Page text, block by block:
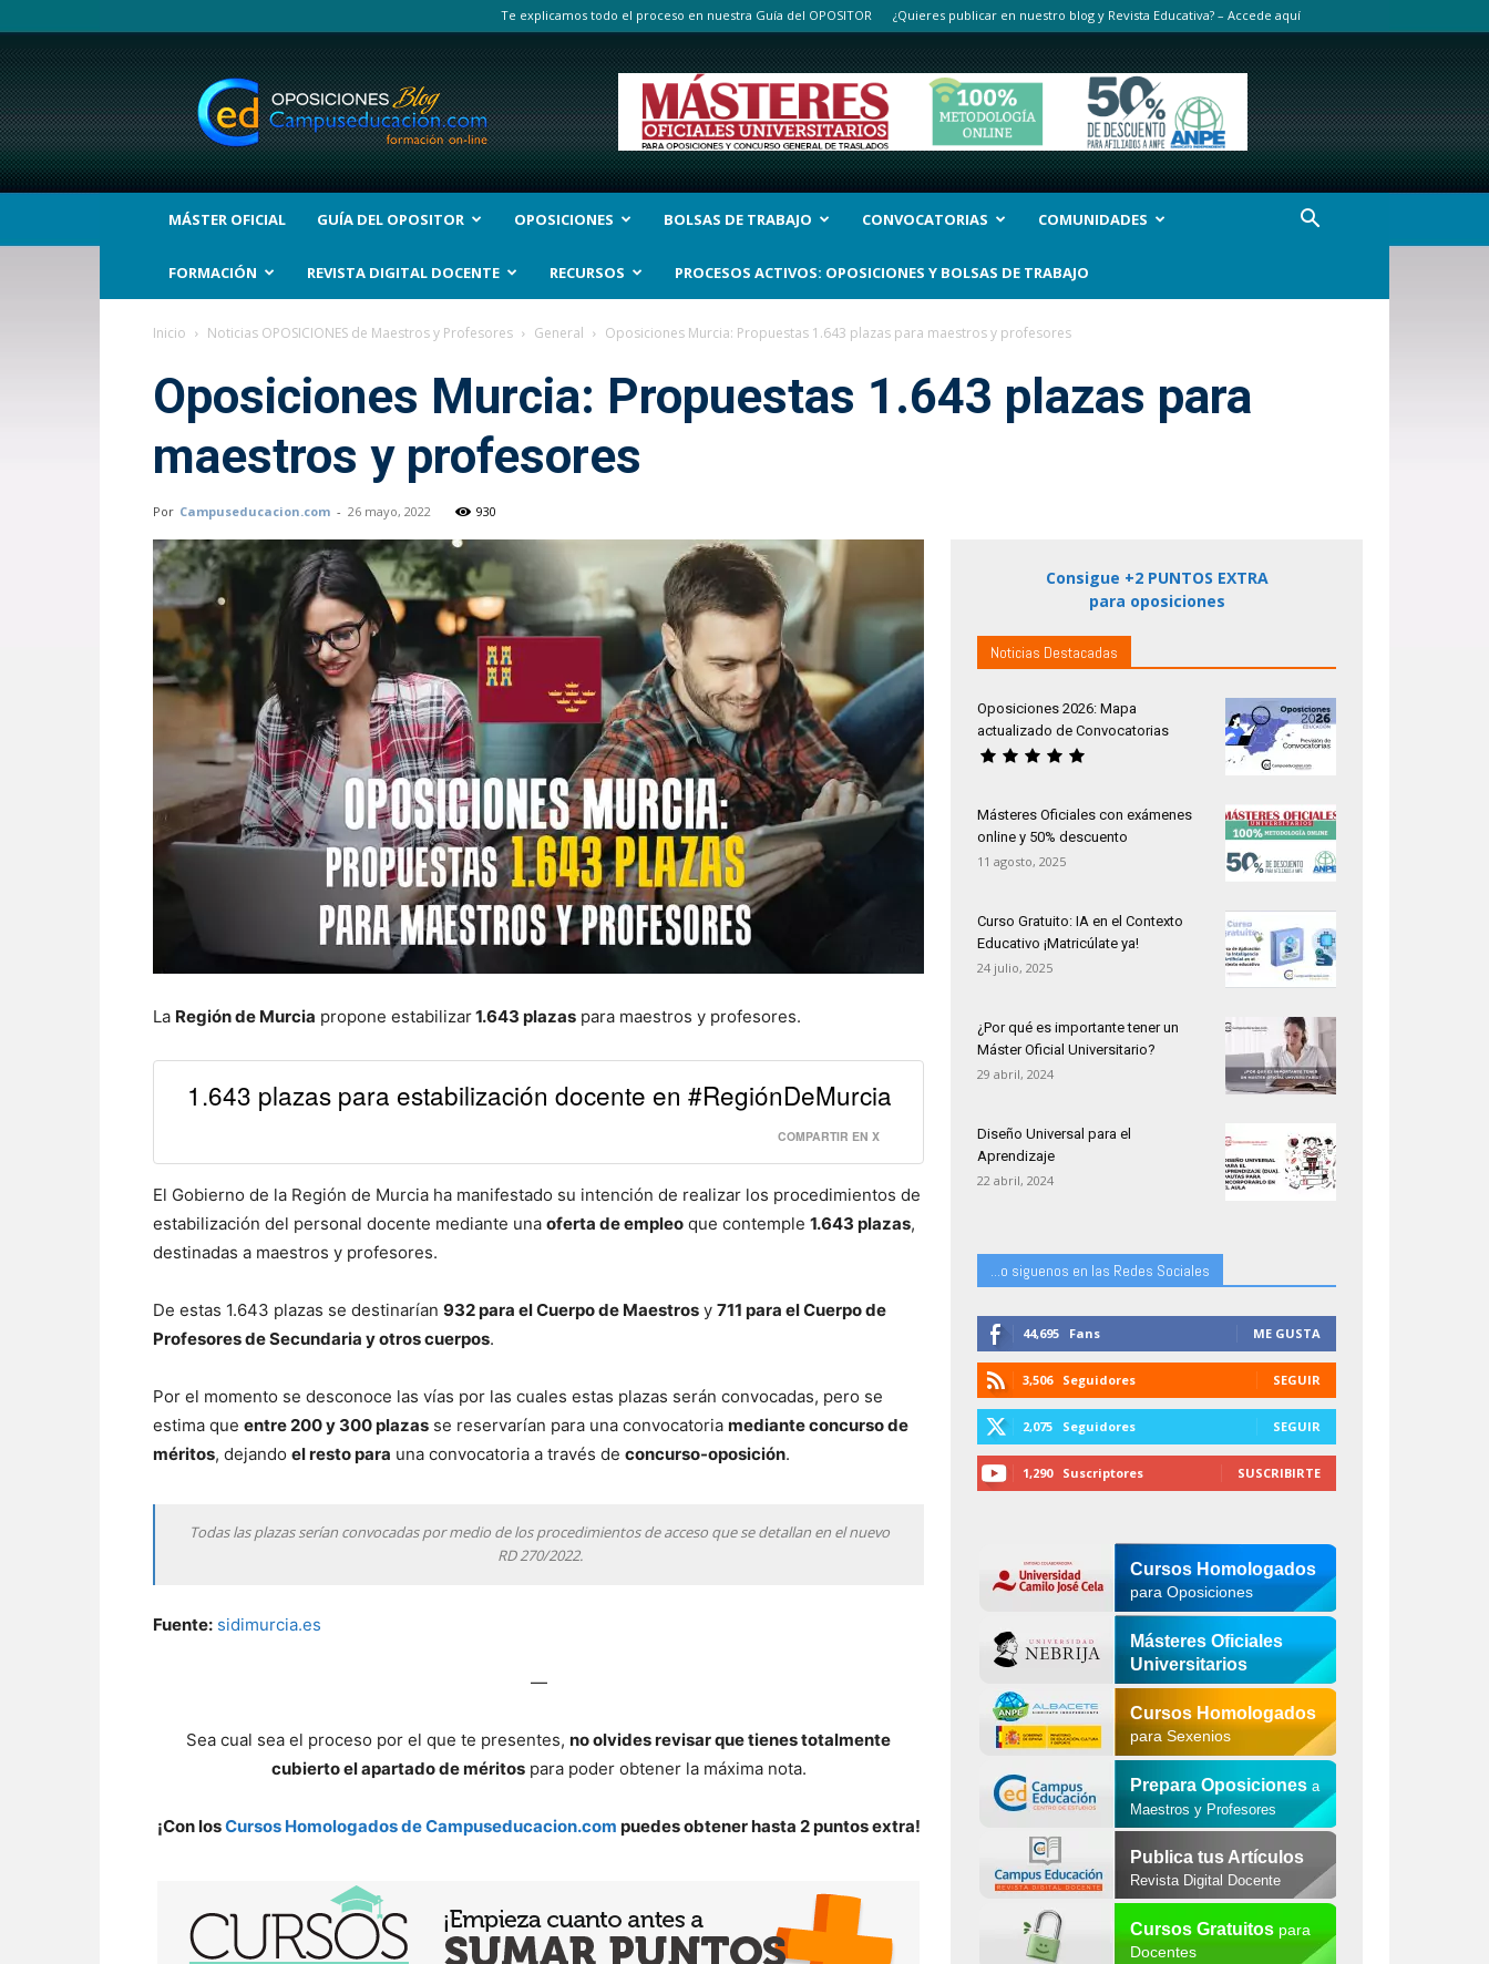
Te explicamos todo el proceso en nuestra Guía del OPOSITOR ¿Quieres publicar en nuestro blog y Revista Educativa? – Accede aquí
BLOG
Noticias
Oposiciones
y
bolsas
Trabajo
Interinos.
MÁSTER OFICIAL GUÍA DEL OPOSITOR OPOSICIONES BOLSAS DE TRABAJO CONVOCATORIAS COMUNIDADES
FORMACIÓN REVISTA DIGITAL DOCENTE RECURSOS PROCESOS ACTIVOS: OPOSICIONES Y BOLSAS DE TRABAJO
Inicio Noticias OPOSICIONES de Maestros y Profesores General Oposiciones Murcia: Propuestas 1.643 plazas para maestros y profesores
Oposiciones Murcia: Propuestas 1.643 plazas para
maestros y profesores
Por Campuseducacion.com - 26 mayo, 2022 930
La Región de Murcia propone estabilizar1.643 plazas para maestros y profesores.
1.643 plazas para estabilización docente en #RegiónDeMurcia
COMPARTIR EN X
El Gobierno de la Región de Murcia ha manifestado su intención de realizar los procedimientos de
estabilización del personal docente mediante una oferta de empleo que contemple 1.643 plazas,
destinadas a maestros y profesores.
De estas 1.643 plazas se destinarían 932 para el Cuerpo de Maestros y 711 para el Cuerpo de
Profesores de Secundaria y otros cuerpos.
Por el momento se desconoce las vías por las cuales estas plazas serán convocadas, pero se
estima que entre 200 y 300 plazas se reservarían para una convocatoria mediante concurso de
méritos, dejando el resto para una convocatoria a través de concurso-oposición.
Todas las plazas serían convocadas por medio de los procedimientos de acceso que se detallan en el nuevo
RD 270/2022.
Fuente: sidimurcia.es
—
Sea cual sea el proceso por el que te presentes, no olvides revisar que tienes totalmente
cubierto el apartado de méritospara poder obtener la máxima nota.
¡Con losCursos Homologados de Campuseducacion.com puedes obtener hasta 2 puntos extra!
Consigue +2 PUNTOS EXTRA
para oposiciones
Noticias Destacadas
Oposiciones 2026: Mapa
actualizado de Convocatorias
Másteres Oficiales con exámenes
online y 50% descuento
11 agosto, 2025
Curso Gratuito: IA en el Contexto
Educativo ¡Matricúlate ya!
24 julio, 2025
¿Por qué es importante tener un
Máster Oficial Universitario?
29 abril, 2024
Diseño Universal para el
Aprendizaje
22 abril, 2024
...o siguenos en las Redes Sociales
44,695 Fans ME GUSTA
3,506 Seguidores SEGUIR
2,075 Seguidores SEGUIR
1,290 Suscriptores SUSCRIBIRTE
Cursos Homologados
para Oposiciones
Másteres Oficiales
Universitarios
Cursos Homologados
para Sexenios
Prepara Oposiciones a
Maestros y Profesores
Publica tus Artículos
Revista Digital Docente
Cursos Gratuitospara
Docentes